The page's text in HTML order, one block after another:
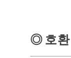
◎ 호